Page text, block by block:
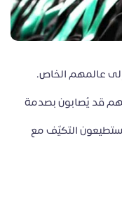
عالمهم الخاص.
قد يُصابون بصدمة
التكيّف مع